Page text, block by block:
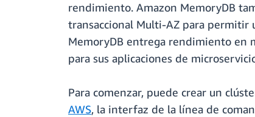
rendimiento. Amazon MemoryDB
transaccional Multi-AZ para permitir
MemoryDB entrega rendimiento en
para sus aplicaciones de
Para comenzar, puede crear un
AWS, la interfaz de la línea de